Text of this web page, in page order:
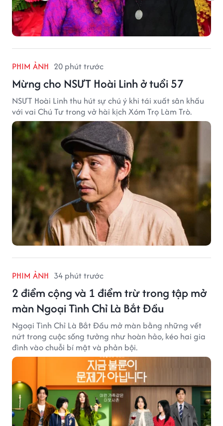
PHIM ẢNH 20 phút trước
Mừng cho NSƯT Hoài Linh ở tuổi 57
NSƯT Hoài Linh thu hút sự chú ý khi tái xuất sân khấu
với vai Chú Tư trong vở hài kịch Xóm Trọ Làm Trò.
PHIM ẢNH 34 phút trước
2 điểm cộng và 1 điểm trừ trong tập mở
màn Ngoại Tình Chỉ Là Bắt Đầu
Ngoại Tình Chỉ Là Bắt Đầu mở màn bằng những vết
nứt trong cuộc sống tưởng như hoàn hảo, kéo hai gia
đình vào chuỗi bí mật và phản bội.